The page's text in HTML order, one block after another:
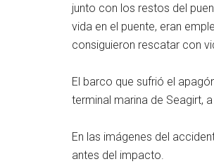
junto con los restos del
vida en el puente, eran
consiguieron rescatar con
El barco que sufrió el
terminal marina de Seagirt,
En las imágenes del
antes del impacto.